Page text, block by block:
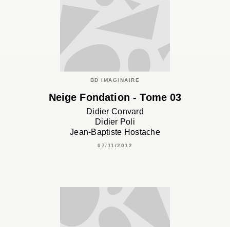
BD IMAGINAIRE
Neige Fondation - Tome 03
Didier Convard
Didier Poli
Jean-Baptiste Hostache
07/11/2012